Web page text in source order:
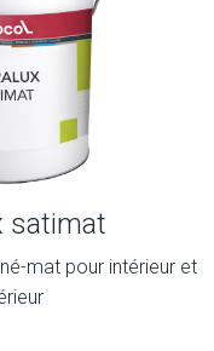
satimat
mat pour intérieur et